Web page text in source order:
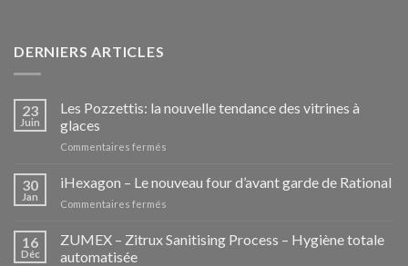
DERNIERS ARTICLES
23
Juin
Les Pozzettis: la nouvelle tendance des vitrines à
glaces
Commentaires fermés
Pozzettis:
la
des
30
Jan
iHexagon – Le nouveau four d’avant garde de Rational
Commentaires fermés
–
Le
16
Déc
ZUMEX – Zitrux Sanitising Process – Hygiène totale
automatisée